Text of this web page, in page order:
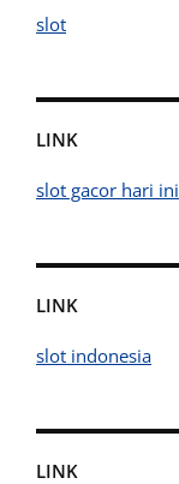
slot
LINK
slot gacor hari ini
LINK
slot indonesia
LINK